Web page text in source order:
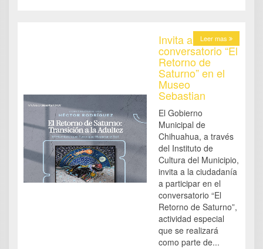
Leer mas
Invita al
conversatorio “El
Retorno de
Saturno” en el
Museo
Sebastian
El Gobierno
Municipal de
Chihuahua, a través
del Instituto de
Cultura del Municipio,
invita a la ciudadanía
a participar en el
conversatorio “El
Retorno de Saturno”,
actividad especial
que se realizará
como parte de...